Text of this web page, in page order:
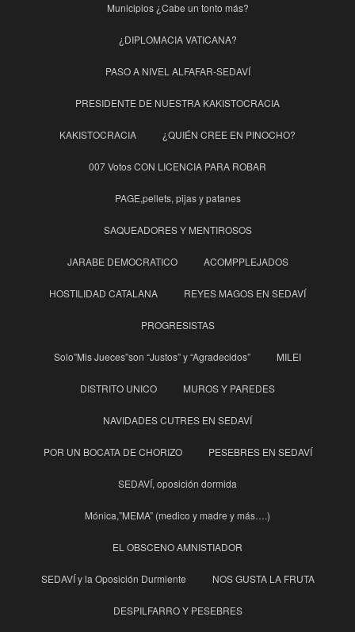
Municipios ¿Cabe un tonto más?
¿DIPLOMACIA VATICANA?
PASO A NIVEL ALFAFAR-SEDAVÍ
PRESIDENTE DE NUESTRA KAKISTOCRACIA
KAKISTOCRACIA ¿QUIÉN CREE EN PINOCHO?
007 Votos CON LICENCIA PARA ROBAR
PAGE,pellets, pijas y patanes
SAQUEADORES Y MENTIROSOS
JARABE DEMOCRATICO ACOMPPLEJADOS
HOSTILIDAD CATALANA REYES MAGOS EN SEDAVÍ
PROGRESISTAS
Solo”Mis Jueces”son “Justos” y “Agradecidos” MILEI
DISTRITO UNICO MUROS Y PAREDES
NAVIDADES CUTRES EN SEDAVÍ
POR UN BOCATA DE CHORIZO PESEBRES EN SEDAVÍ
SEDAVÍ, oposición dormida
Mónica,”MEMA” (medico y madre y más….)
EL OBSCENO AMNISTIADOR
SEDAVÍ y la Oposición Durmiente NOS GUSTA LA FRUTA
DESPILFARRO Y PESEBRES